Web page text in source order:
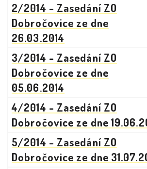
2/2014 - Zasedání ZO
Dobročovice ze dne
26.03.2014
3/2014 - Zasedání ZO
Dobročovice ze dne
05.06.2014
4/2014 - Zasedání ZO
Dobročovice ze dne
5/2014 - Zasedání ZO
Dobročovice ze dne